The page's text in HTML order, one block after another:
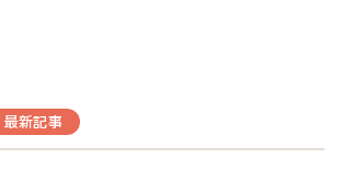
最新記事